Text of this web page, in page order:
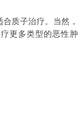
质子治疗。当然，
更多类型的恶性肿